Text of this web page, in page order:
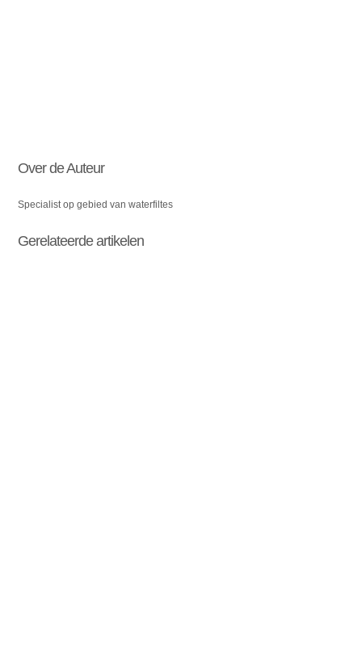
Over de Auteur
Specialist op gebied van waterfiltes
Gerelateerde artikelen